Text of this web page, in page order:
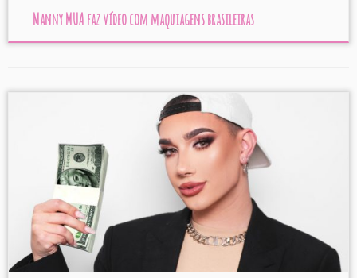
Manny MUA faz vídeo com maquiagens brasileiras